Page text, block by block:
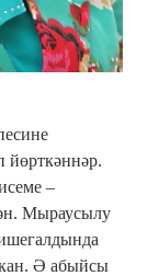
йөрткәннәр.
–
Мыраусылу
Ә абыйсы